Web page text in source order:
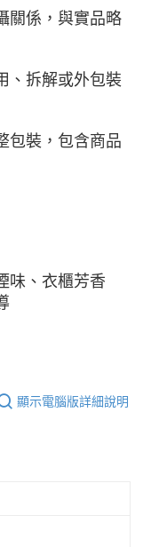
關係，與實品略
、拆解或外包裝
包裝，包含商品
味、衣櫃芳香
顯示電腦版詳細說明